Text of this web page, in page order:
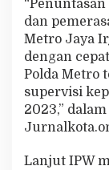
dan
Metro Jaya
dengan
Polda Metro
supervisi
2023,”
Lanjut IPW